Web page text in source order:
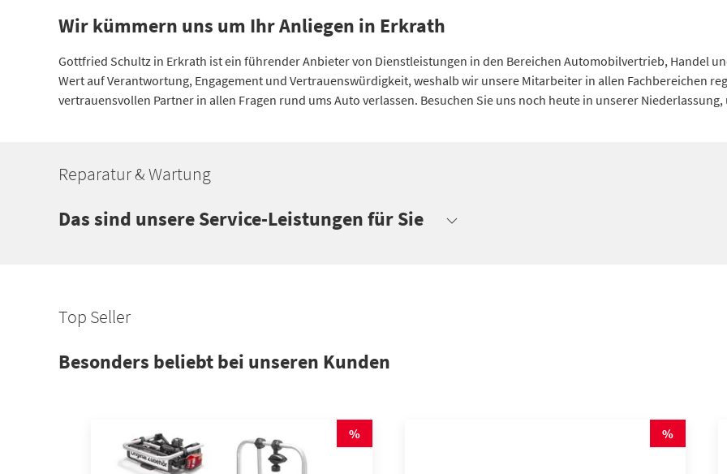
Wir kümmern uns um Ihr Anliegen in Erkrath
Gottfried Schultz in Erkrath ist ein führender Anbieter von Dienstleistungen in den Bereichen Automobilvertrieb, Handel
Wert auf Verantwortung, Engagement und Vertrauenswürdigkeit, weshalb wir unsere Mitarbeiter in allen Fachbereichen
vertrauensvollen Partner in allen Fragen rund ums Auto verlassen. Besuchen Sie uns noch heute in unserer
Reparatur & Wartung
Das sind unsere Service-Leistungen für Sie
Top Seller
Besonders beliebt bei unseren Kunden
% %